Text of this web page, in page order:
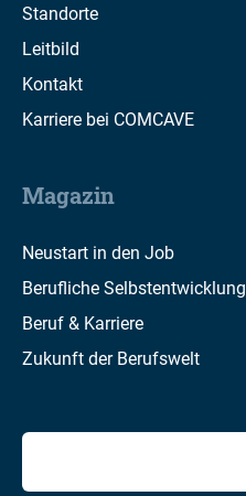
Standorte
Leitbild
Kontakt
Karriere bei COMCAVE
Magazin
Neustart in den Job
Berufliche Selbstentwicklung
Beruf & Karriere
Zukunft der Berufswelt